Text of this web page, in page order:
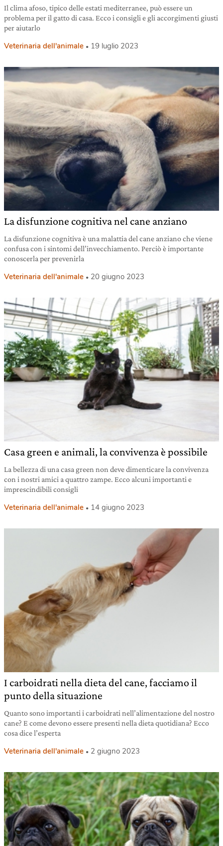
Il clima afoso, tipico delle estati mediterranee, può essere un
problema per il gatto di casa. Ecco i consigli e gli accorgimenti giusti
per aiutarlo
Veterinaria dell'animale 19 luglio 2023
La disfunzione cognitiva nel cane anziano
La disfunzione cognitiva è una malattia del cane anziano che viene
confusa con i sintomi dell’invecchiamento. Perciò è importante
conoscerla per prevenirla
Veterinaria dell'animale 20 giugno 2023
Casa green e animali, la convivenza è possibile
La bellezza di una casa green non deve dimenticare la convivenza
con i nostri amici a quattro zampe. Ecco alcuni importanti e
imprescindibili consigli
Veterinaria dell'animale 14 giugno 2023
I carboidrati nella dieta del cane, facciamo il
punto della situazione
Quanto sono importanti i carboidrati nell’alimentazione del nostro
cane? E come devono essere presenti nella dieta quotidiana? Ecco
cosa dice l’esperta
Veterinaria dell'animale 2 giugno 2023